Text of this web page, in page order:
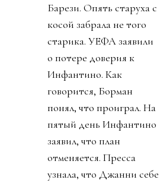
Барези. Опять старуха с
косой забрала не того
старика. УЕФА заявили
о потере доверия к
Инфантино. Как
говорится, Борман
понял, что проиграл. На
пятый день Инфантино
заявил, что план
отменяется. Пресса
узнала, что Джанни себе